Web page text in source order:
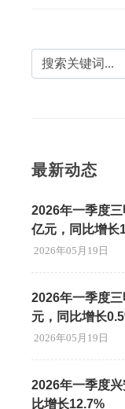
最新动态
2026年一季度
亿元，同比增长
2026年05月19日
2026年一季度
元，同比增长
2026年05月19日
2026年一季度
比增长12.7%